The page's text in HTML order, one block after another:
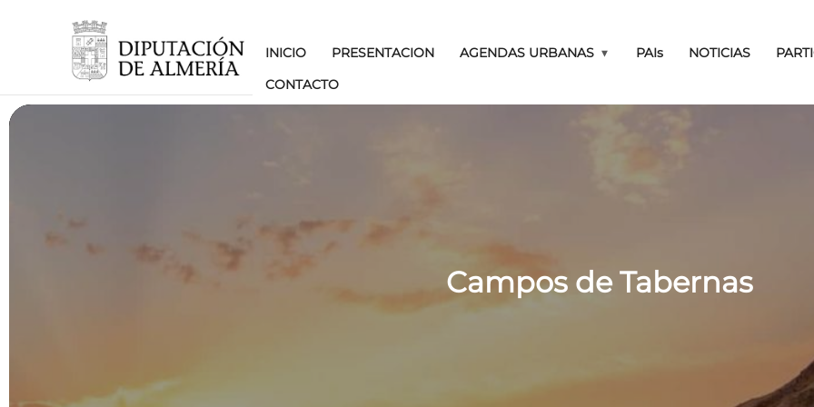
INICIO PRESENTACION AGENDAS URBANAS PAIs NOTICIAS
CONTACTO
7.3: IMPULSO A LA PRODUCCIÓN
Campos de Tabernas